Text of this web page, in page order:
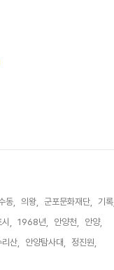
동, 의왕, 군포문화재단,
기록,
, 1968년, 안양천,
안양,
산, 안양탐사대,
정진원,